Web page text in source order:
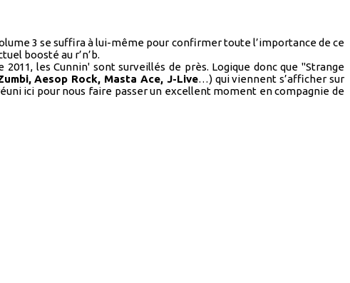
3 se suffira à lui-même pour confirmer toute l’importance de ce
boosté au r’n’b.
les Cunnin' sont surveillés de près. Logique donc que "Strange
Aesop Rock, Masta Ace, J-Live…) qui viennent s’afficher sur
ici pour nous faire passer un excellent moment en compagnie de